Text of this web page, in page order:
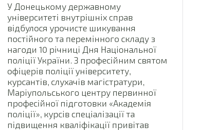
У Донецькому державному
університеті внутрішніх справ
відбулося урочисте шикування
постійного та перемінного складу з
нагоди 10 річниці Дня Національної
поліції України. З професійним святом
офіцерів поліції університету,
курсантів, слухачів магістратури,
Маріупольського центру первинної
професійної підготовки «Академія
поліції», курсів спеціалізації та
підвищення кваліфікації привітав